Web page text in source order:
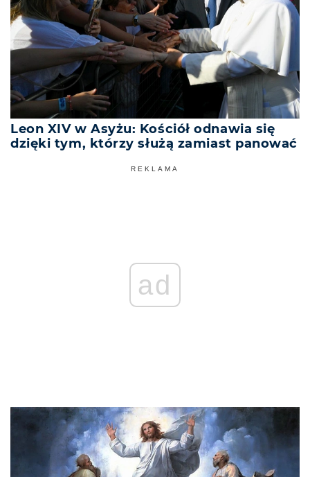
Leon XIV w Asyżu: Kościół odnawia się
dzięki tym, którzy służą zamiast panować
REKLAMA
ad